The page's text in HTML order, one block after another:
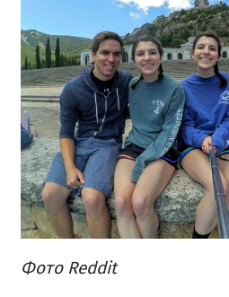
Фото Reddit